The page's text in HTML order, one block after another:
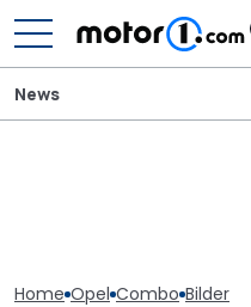
News
Home Opel Combo Bilder